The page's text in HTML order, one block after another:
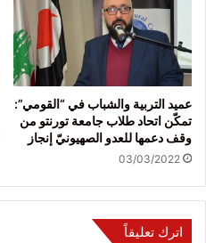
عميد التربية والشباب في “القومي”:
تمكّن اتحاد طلاب جامعة تورنتو من
وقف دعمها للعدو الصهيونيّ إنجاز
03/03/2022
اترك تعليقاً